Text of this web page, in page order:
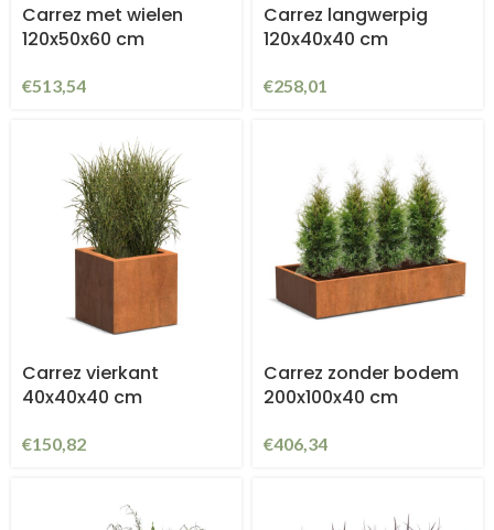
Carrez met wielen
120x50x60 cm
€513,54
Carrez langwerpig
120x40x40 cm
€258,01
Carrez vierkant
40x40x40 cm
€150,82
Carrez zonder bodem
200x100x40 cm
€406,34